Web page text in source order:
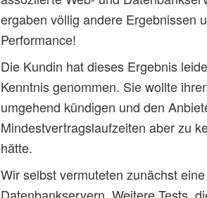
ergaben völlig andere Ergebnissen
Performance!
Die Kundin hat dieses Ergebnis
Kenntnis genommen. Sie wollte
umgehend kündigen und den
Mindestvertragslaufzeiten aber zu
hätte.
Wir selbst vermuteten zunächst